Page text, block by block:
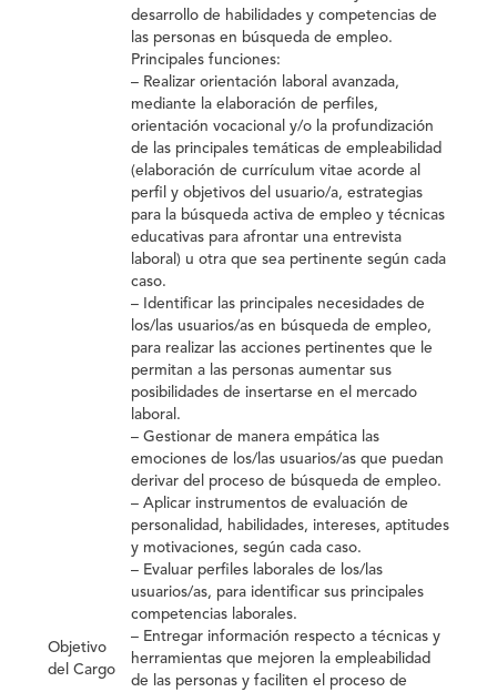
Objetivo
del Cargo
desarrollo de habilidades y competencias de
las personas en búsqueda de empleo.
Principales funciones:
– Realizar orientación laboral avanzada,
mediante la elaboración de perfiles,
orientación vocacional y/o la profundización
de las principales temáticas de empleabilidad
(elaboración de currículum vitae acorde al
perfil y objetivos del usuario/a, estrategias
para la búsqueda activa de empleo y técnicas
educativas para afrontar una entrevista
laboral) u otra que sea pertinente según cada
caso.
– Identificar las principales necesidades de
los/las usuarios/as en búsqueda de empleo,
para realizar las acciones pertinentes que le
permitan a las personas aumentar sus
posibilidades de insertarse en el mercado
laboral.
– Gestionar de manera empática las
emociones de los/las usuarios/as que puedan
derivar del proceso de búsqueda de empleo.
– Aplicar instrumentos de evaluación de
personalidad, habilidades, intereses, aptitudes
y motivaciones, según cada caso.
– Evaluar perfiles laborales de los/las
usuarios/as, para identificar sus principales
competencias laborales.
– Entregar información respecto a técnicas y
herramientas que mejoren la empleabilidad
de las personas y faciliten el proceso de